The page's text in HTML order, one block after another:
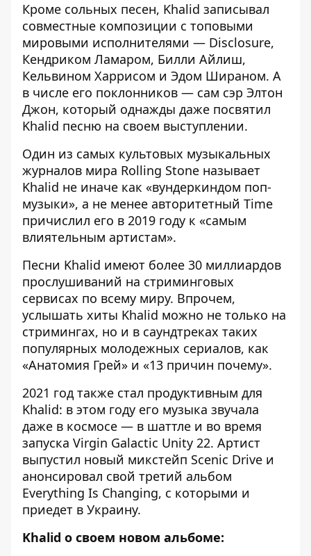
Кроме сольных песен, Khalid записывал
совместные композиции с топовыми
мировыми исполнителями — Disclosure,
Кендриком Ламаром, Билли Айлиш,
Кельвином Харрисом и Эдом Шираном. А
в числе его поклонников — сам сэр Элтон
Джон, который однажды даже посвятил
Khalid песню на своем выступлении.
Один из самых культовых музыкальных
журналов мира Rolling Stone называет
Khalid не иначе как «вундеркиндом поп-
музыки», а не менее авторитетный Time
причислил его в 2019 году к «самым
влиятельным артистам».
Песни Khalid имеют более 30 миллиардов
прослушиваний на стриминговых
сервисах по всему миру. Впрочем,
услышать хиты Khalid можно не только на
стримингах, но и в саундтреках таких
популярных молодежных сериалов, как
«Анатомия Грей» и «13 причин почему».
2021 год также стал продуктивным для
Khalid: в этом году его музыка звучала
даже в космосе — в шаттле и во время
запуска Virgin Galactic Unity 22. Артист
выпустил новый микстейп Scenic Drive и
анонсировал свой третий альбом
Everything Is Changing, с которыми и
приедет в Украину.
Khalid о своем новом альбоме: